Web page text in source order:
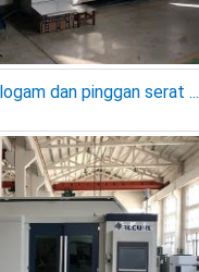
dan pinggan serat ...